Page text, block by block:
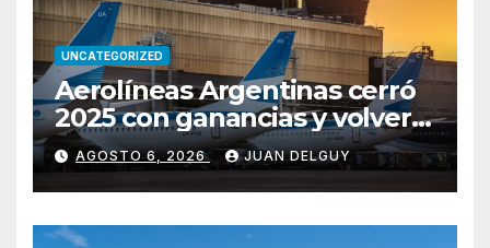
UNCATEGORIZED
Aerolíneas Argentinas cerró
2025 con ganancias y volverá
a pagar impuesto a las
ganancias
AGOSTO 6, 2026 JUAN DELGUY